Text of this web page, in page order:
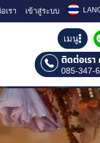
เรา เข้าสู่ระบบ
เมนู
ติดต่อเรา
085-347-